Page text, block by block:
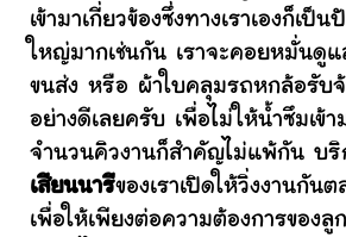
เข้ามาเกี่ยวข้องซึ่งทางเราเองก็เป็
ใหญ่มากเช่นกัน เราจะคอยหมั่นดู
ขนส่ง หรือ ผ้าใบคลุมรถหกล้อรับจ้
อย่างดีเลยครับ เพื่อไม่ให้น้ำซึมเข้า
จำนวนคิวงานก็สำคัญไม่แพ้กัน บริ
เสียนนารีของเราเปิดให้วิ่งงานกัน
เพื่อให้เพียงต่อความต้องการของ